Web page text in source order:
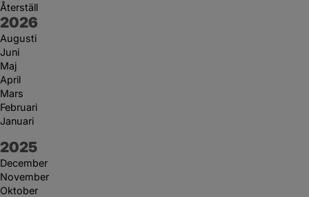
Återställ
År:
2026
Augusti
Juni
Maj
April
Mars
Februari
Januari
År:
2025
December
November
Oktober